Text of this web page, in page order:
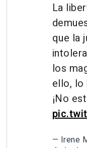
La
que la
los
ello, lo
¡No
— Irene